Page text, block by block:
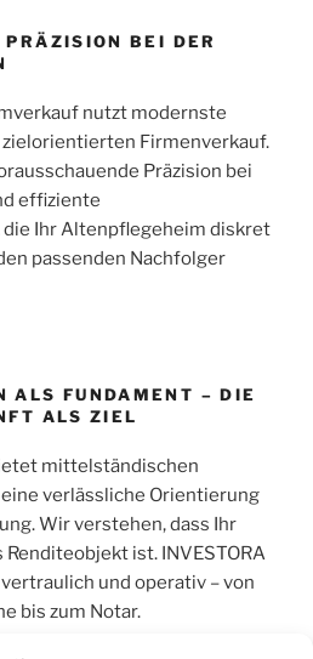
PRÄZISION BEI DER
nutzt modernste
Firmenverkauf.
Präzision bei
effiziente
Ihr Altenpflegeheim diskret
passenden Nachfolger
ALS FUNDAMENT – DIE
ALS ZIEL
mittelständischen
verlässliche Orientierung
Wir verstehen, dass Ihr
ist. INVESTORA
und operativ – von
bis zum Notar.